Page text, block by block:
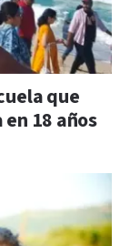
que
18 años